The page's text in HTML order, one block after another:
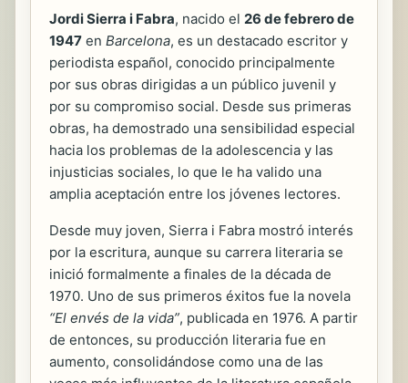
Jordi Sierra i Fabra, nacido el 26 de febrero de
1947 en Barcelona, es un destacado escritor y
periodista español, conocido principalmente
por sus obras dirigidas a un público juvenil y
por su compromiso social. Desde sus primeras
obras, ha demostrado una sensibilidad especial
hacia los problemas de la adolescencia y las
injusticias sociales, lo que le ha valido una
amplia aceptación entre los jóvenes lectores.
Desde muy joven, Sierra i Fabra mostró interés
por la escritura, aunque su carrera literaria se
inició formalmente a finales de la década de
1970. Uno de sus primeros éxitos fue la novela
“El envés de la vida”, publicada en 1976. A partir
de entonces, su producción literaria fue en
aumento, consolidándose como una de las